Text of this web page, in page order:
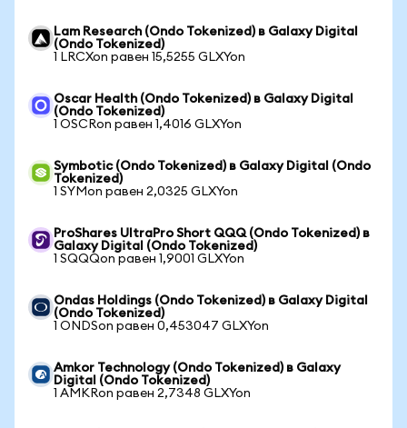
Lam Research (Ondo Tokenized) в Galaxy Digital
(Ondo Tokenized)
1 LRCXon равен 15,5255 GLXYon
Oscar Health (Ondo Tokenized) в Galaxy Digital
(Ondo Tokenized)
1 OSCRon равен 1,4016 GLXYon
Symbotic (Ondo Tokenized) в Galaxy Digital (Ondo
Tokenized)
1 SYMon равен 2,0325 GLXYon
ProShares UltraPro Short QQQ (Ondo Tokenized) в
Galaxy Digital (Ondo Tokenized)
1 SQQQon равен 1,9001 GLXYon
Ondas Holdings (Ondo Tokenized) в Galaxy Digital
(Ondo Tokenized)
1 ONDSon равен 0,453047 GLXYon
Amkor Technology (Ondo Tokenized) в Galaxy
Digital (Ondo Tokenized)
1 AMKRon равен 2,7348 GLXYon